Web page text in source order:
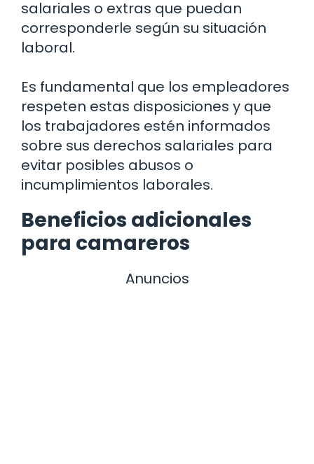
salariales o extras que puedan
corresponderle según su situación
laboral.
Es fundamental que los empleadores
respeten estas disposiciones y que
los trabajadores estén informados
sobre sus derechos salariales para
evitar posibles abusos o
incumplimientos laborales.
Beneficios adicionales
para camareros
Anuncios